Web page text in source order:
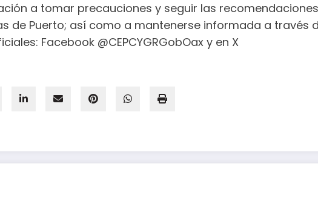
a tomar precauciones y seguir las recomendaciones
de Puerto; así como a mantenerse informada a través
Facebook @CEPCYGRGobOax y en X